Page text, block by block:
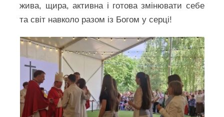
жива, щира, активна і готова змінювати себе
та світ навколо разом із Богом у серці!